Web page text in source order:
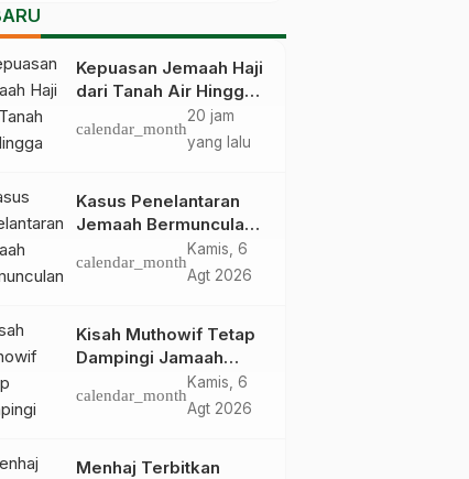
Kepuasan Jemaah Haji
dari Tanah Air Hingga
Kembali Catat Angka
83,28 Persen
calendar_month
20 jam
yang lalu
Kasus Penelantaran
Jemaah Bermunculan,
Kemenhaj Operasikan
Posko Pengawasan di
calendar_month
Kamis, 6
Agt 2026
Kisah Muthowif Tetap
Dampingi Jamaah
Meski Tak Digaji,
Jemaahnya Korban
calendar_month
Kamis, 6
Agt 2026
Menhaj Terbitkan